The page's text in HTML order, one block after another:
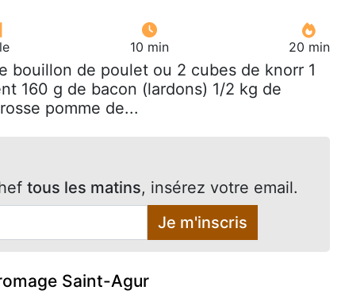
10 min 20 min
bouillon de poulet ou 2 cubes de knorr 1
160 g de bacon (lardons) 1/2 kg de
pomme de...
tous les matins, insérez votre email.
Je m'inscris
Saint-Agur